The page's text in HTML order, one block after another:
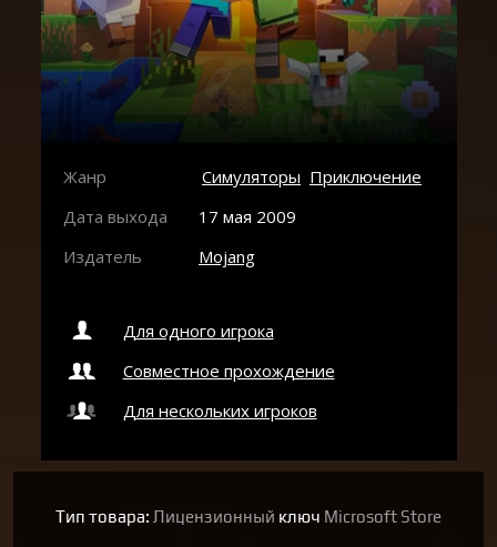
Жанр Симуляторы Приключение
Дата выхода
17 мая 2009
Издатель
Mojang
Для одного игрока
Совместное прохождение
Для нескольких игроков
Тип товара: Лицензионный ключ Microsoft Store